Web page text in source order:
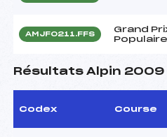
AMJF0211.FFS
Grand
Résultats Alpin 2009
Codex Course